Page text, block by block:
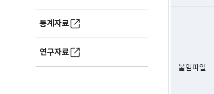
통계자료
연구자료
붙임파일